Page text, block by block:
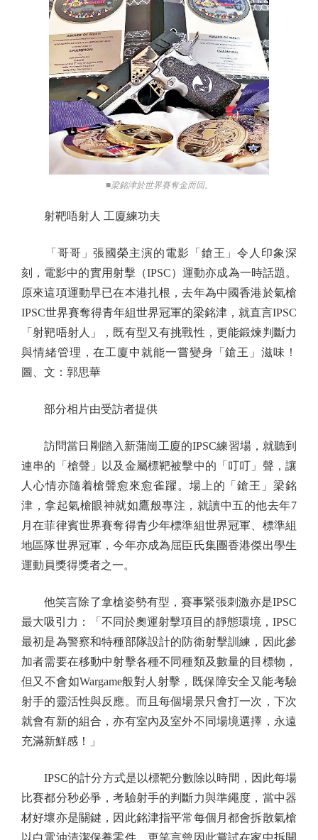
■梁銘津於世界賽奪金而回。
射靶唔射人 工廈練功夫
「哥哥」張國榮主演的電影「鎗王」令人印象深
刻，電影中的實用射擊（IPSC）運動亦成為一時話題。
原來這項運動早已在本港扎根，去年為中國香港於氣槍
IPSC世界賽奪得青年組世界冠軍的梁銘津，就直言IPSC
「射靶唔射人」，既有型又有挑戰性，更能鍛煉判斷力
與情緒管理，在工廈中就能一嘗變身「鎗王」滋味！
圖、文：郭思華
部分相片由受訪者提供
訪問當日剛踏入新蒲崗工廈的IPSC練習場，就聽到
連串的「槍聲」以及金屬標靶被擊中的「叮叮」聲，讓
人心情亦隨着槍聲愈來愈雀躍。場上的「鎗王」梁銘
津，拿起氣槍眼神就如鷹般專注，就讀中五的他去年7
月在菲律賓世界賽奪得青少年標準組世界冠軍、標準組
地區隊世界冠軍，今年亦成為屈臣氏集團香港傑出學生
運動員獎得獎者之一。
他笑言除了拿槍姿勢有型，賽事緊張刺激亦是IPSC
最大吸引力：「不同於奧運射擊項目的靜態環境，IPSC
最初是為警察和特種部隊設計的防衛射擊訓練，因此參
加者需要在移動中射擊各種不同種類及數量的目標物，
但又不會如Wargame般對人射擊，既保障安全又能考驗
射手的靈活性與反應。而且每個場景只會打一次，下次
就會有新的組合，亦有室內及室外不同場境選擇，永遠
充滿新鮮感！」
IPSC的計分方式是以標靶分數除以時間，因此每場
比賽都分秒必爭，考驗射手的判斷力與準繩度，當中器
材好壞亦是關鍵，因此銘津指平常每個月都會拆散氣槍
以白電油清潔保養零件，更笑言曾因此嘗試在家中拆開